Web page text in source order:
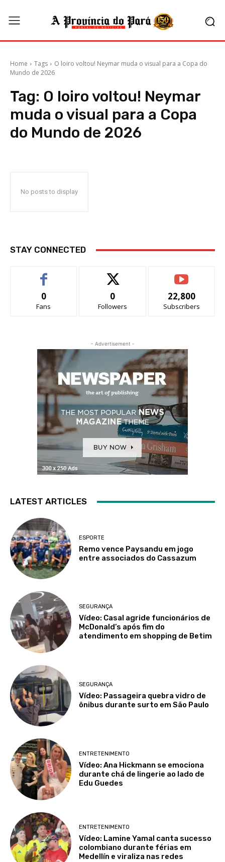
Home Tags
O loiro voltou! Neymar muda o visual para a Copa do
Mundo de 2026
Tag: O loiro voltou! Neymar
muda o visual para a Copa
do Mundo de 2026
No posts to display
STAY CONNECTED
0
Fans
0
Followers
22,800
Subscribers
- Advertisement -
LATEST ARTICLES
ESPORTE
Remo vence Paysandu em jogo
entre associados do Cassazum
SEGURANÇA
Vídeo: Casal agride funcionários de
McDonald’s após fim do
atendimento em shopping de Betim
SEGURANÇA
Vídeo: Passageira quebra vidro de
ônibus durante surto em São Paulo
ENTRETENIMENTO
Vídeo: Ana Hickmann se emociona
durante chá de lingerie ao lado de
Edu Guedes
ENTRETENIMENTO
Vídeo: Lamine Yamal canta sucesso
colombiano durante férias em
Medellín e viraliza nas redes